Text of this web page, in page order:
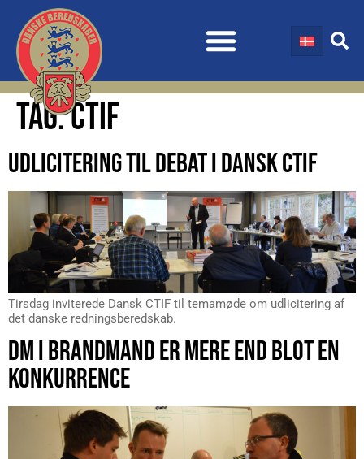
TAG:CTIF
UDLICITERING TIL DEBAT I DANSK CTIF
Tirsdag inviterede Dansk CTIF til temamøde om udlicitering af
det danske redningsberedskab.
DM I BRANDMAND ER MERE END BLOT EN
KONKURRENCE